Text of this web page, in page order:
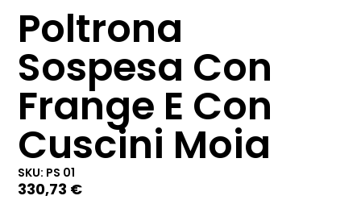
Poltrona
Sospesa Con
Frange E Con
Cuscini Moia
SKU: PS 01
330,73 €